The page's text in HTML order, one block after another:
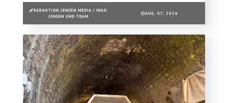
REDAKTION JENSEN MEDIA | INGO
JENSEN UND TEAM
AUG. 07, 2026